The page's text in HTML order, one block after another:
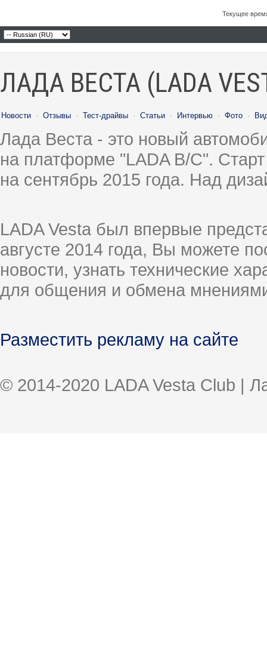
Текущее
ЛАДА ВЕСТА (LADA
Новости · Отзывы · Тест-драйвы · Статьи · Интервью · Фото ·
Лада Веста - это новый
на платформе "LADA B/C".
на сентябрь 2015 года. Над
LADA Vesta был впервые
августе 2014 года, Вы можете
новости, узнать технические
для общения и обмена
Разместить рекламу на сайте
© 2014-2020 LADA Vesta Club |